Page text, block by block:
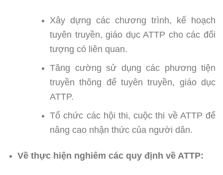
Xây dựng các chương trình, kế hoạch
tuyên truyền, giáo dục ATTP cho các đối
tượng có liên quan.
Tăng cường sử dụng các phương tiện
truyền thông để tuyên truyền, giáo dục
ATTP.
Tổ chức các hội thi, cuộc thi về ATTP để
nâng cao nhận thức của người dân.
Về thực hiện nghiêm các quy định về ATTP: